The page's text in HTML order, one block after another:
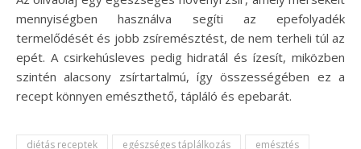
mennyiségben használva segíti az epefolyadék
termelődését és jobb zsíremésztést, de nem terheli túl az
epét. A csirkehúsleves pedig hidratál és ízesít, miközben
szintén alacsony zsírtartalmú, így összességében ez a
recept könnyen emészthető, tápláló és epebarát.
diétás receptek egészséges táplálkozás emésztés